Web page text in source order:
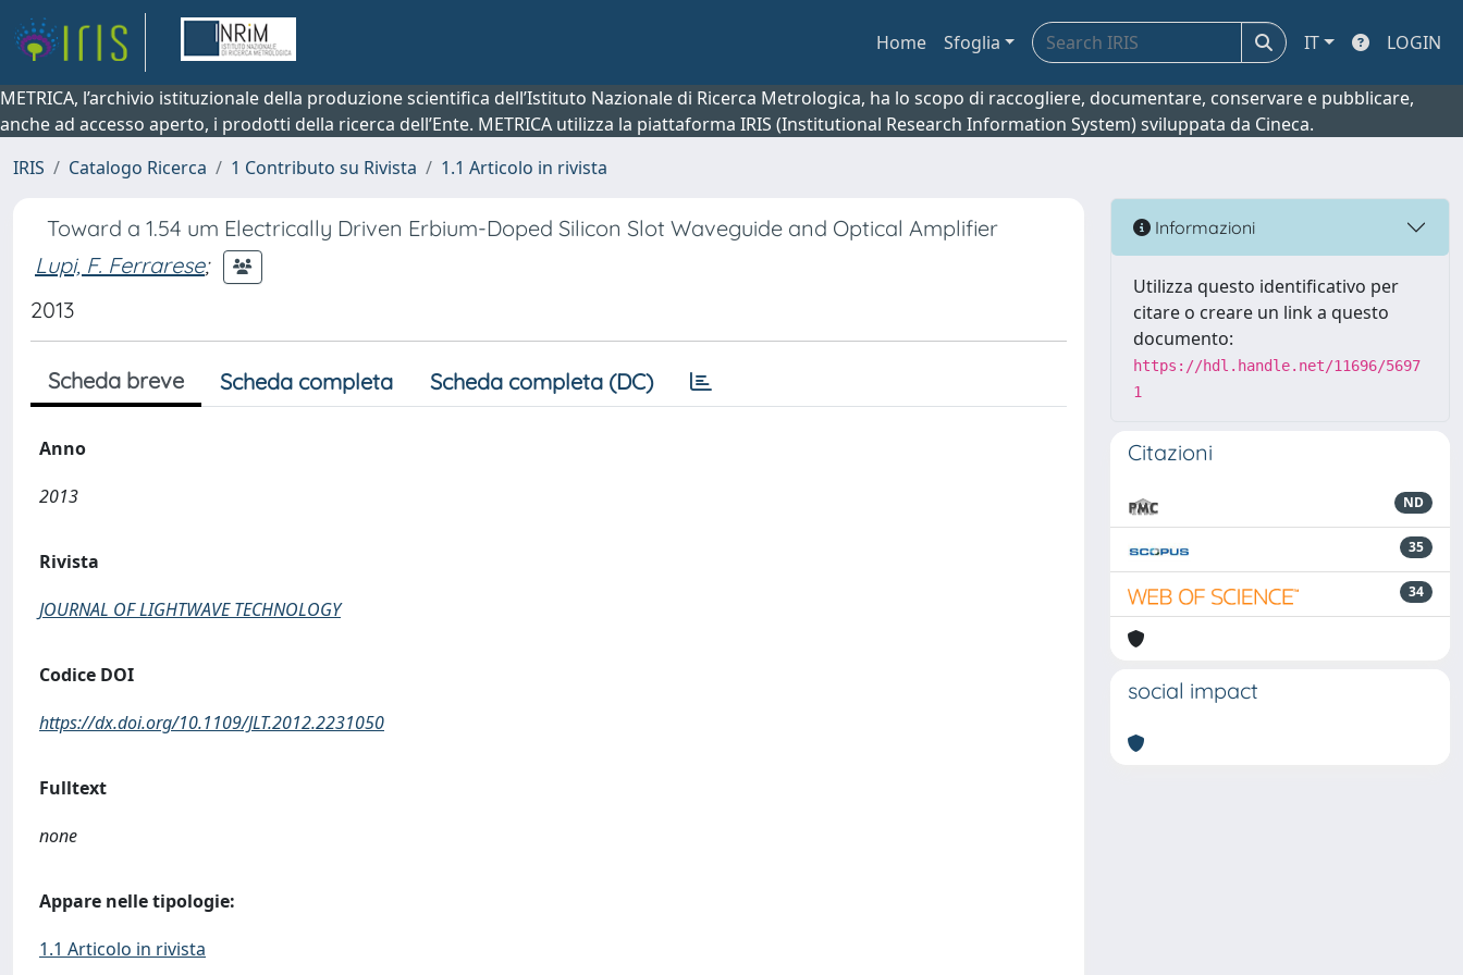
Home Sfoglia IT LOGIN
METRICA, l’archivio istituzionale della produzione scientifica dell’Istituto Nazionale di Ricerca Metrologica, ha lo scopo di raccogliere, documentare, conservare e pubblicare,
anche ad accesso aperto, i prodotti della ricerca dell’Ente. METRICA utilizza la piattaforma IRIS (Institutional Research Information System) sviluppata da Cineca.
IRIS
Catalogo Ricerca 1 Contributo su Rivista 1.1 Articolo in rivista
Toward a 1.54 um Electrically Driven Erbium-Doped Silicon Slot Waveguide and Optical Amplifier
Lupi, F. Ferrarese;
2013
Scheda breve Scheda completa Scheda completa (DC)
Anno
2013
Rivista
JOURNAL OF LIGHTWAVE TECHNOLOGY
Codice DOI
https://dx.doi.org/10.1109/JLT.2012.2231050
Fulltext
none
Appare nelle tipologie:
1.1 Articolo in rivista
Informazioni
Utilizza questo identificativo per
citare o creare un link a questo
documento:
https://hdl.handle.net/11696/5697
1
Citazioni
ND
35
34
social impact